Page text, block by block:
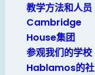
教学方法和人员
Cambridge
House集团
参观我们的学校
Hablamos的社